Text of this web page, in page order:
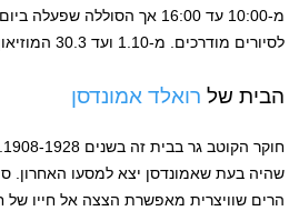
לסיורים מודרכים. מ-1.10 ועד 30.3 המוזיאון סגור בימי שני ושישי.
הבית של רואלד אמונדסן
שהיה בעת שאמונדסן יצא למסעו האחרון.
הרים שוויצרית מאפשרת הצצה אל חייו של